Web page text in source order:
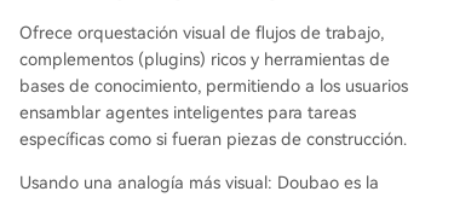
Ofrece orquestación visual de flujos de trabajo,
complementos (plugins) ricos y herramientas de
bases de conocimiento, permitiendo a los usuarios
ensamblar agentes inteligentes para tareas
específicas como si fueran piezas de construcción.
Usando una analogía más visual: Doubao es la